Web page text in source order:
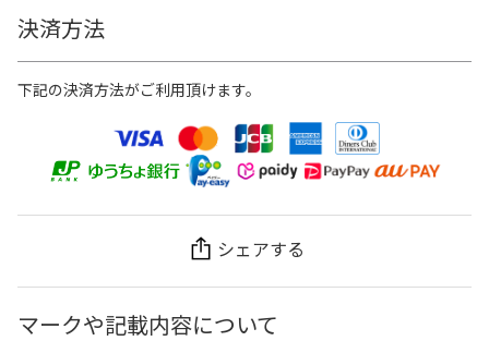
決済方法
下記の決済方法がご利用頂けます。
シェアする
マークや記載内容について